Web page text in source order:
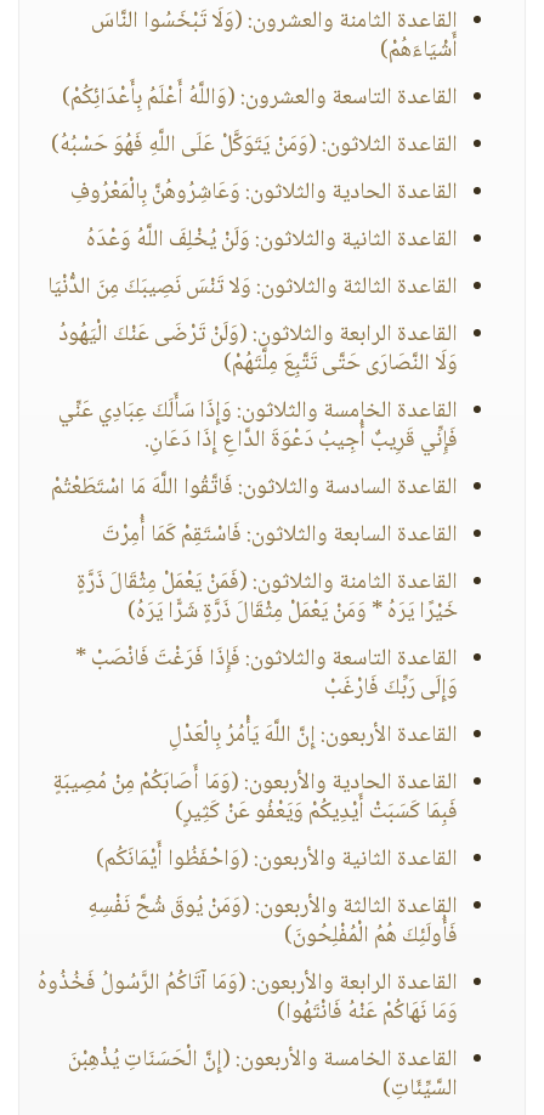
القاعدة الثامنة والعشرون: (وَلَا تَبْخَسُوا النَّاسَ
أَشْيَاءَهُمْ)
القاعدة التاسعة والعشرون: (وَاللَّهُ أَعْلَمُ بِأَعْدَائِكُمْ)
القاعدة الثلاثون: (وَمَنْ يَتَوَكَّلْ عَلَى اللَّهِ فَهُوَ حَسْبُهُ)
القاعدة الحادية والثلاثون: وَعَاشِرُوهُنَّ بِالْمَعْرُوفِ
القاعدة الثانية والثلاثون: وَلَنْ يُخْلِفَ اللَّهُ وَعْدَهُ
القاعدة الثالثة والثلاثون: وَلا تَنْسَ نَصِيبَكَ مِنَ الدُّنْيَا
القاعدة الرابعة والثلاثون: (وَلَنْ تَرْضَى عَنْكَ الْيَهُودُ
وَلَا النَّصَارَى حَتَّى تَتَّبِعَ مِلَّتَهُمْ)
القاعدة الخامسة والثلاثون: وَإِذَا سَأَلَكَ عِبَادِي عَنِّي
فَإِنِّي قَرِيبٌ أُجِيبُ دَعْوَةَ الدَّاعِ إِذَا دَعَانِ.
القاعدة السادسة والثلاثون: فَاتَّقُوا اللَّهَ مَا اسْتَطَعْتُمْ
القاعدة السابعة والثلاثون: فَاسْتَقِمْ كَمَا أُمِرْتَ
القاعدة الثامنة والثلاثون: (فَمَنْ يَعْمَلْ مِثْقَالَ ذَرَّةٍ
خَيْرًا يَرَهُ * وَمَنْ يَعْمَلْ مِثْقَالَ ذَرَّةٍ شَرًّا يَرَهُ)
القاعدة التاسعة والثلاثون: فَإِذَا فَرَغْتَ فَانْصَبْ *
وَإِلَى رَبِّكَ فَارْغَبْ
القاعدة الأربعون: إِنَّ اللَّهَ يَأْمُرُ بِالْعَدْلِ
القاعدة الحادية والأربعون: (وَمَا أَصَابَكُمْ مِنْ مُصِيبَةٍ
فَبِمَا كَسَبَتْ أَيْدِيكُمْ وَيَعْفُو عَنْ كَثِيرٍ)
القاعدة الثانية والأربعون: (وَاحْفَظُوا أَيْمَانَكُم)
القاعدة الثالثة والأربعون: (وَمَنْ يُوقَ شُحَّ نَفْسِهِ
فَأُولَئِكَ هُمُ الْمُفْلِحُونَ)
القاعدة الرابعة والأربعون: (وَمَا آتَاكُمُ الرَّسُولُ فَخُذُوهُ
وَمَا نَهَاكُمْ عَنْهُ فَانْتَهُوا)
القاعدة الخامسة والأربعون: (إِنَّ الْحَسَنَاتِ يُذْهِبْنَ
السَّيِّئَاتِ)